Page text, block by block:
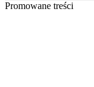
Promowane treści